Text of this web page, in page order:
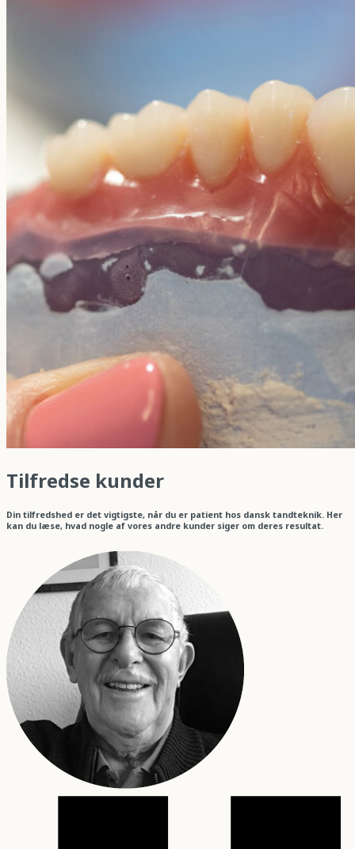
Tilfredse kunder
Din tilfredshed er det vigtigste, når du er patient hos dansk tandteknik. Her
kan du læse, hvad nogle af vores andre kunder siger om deres resultat.